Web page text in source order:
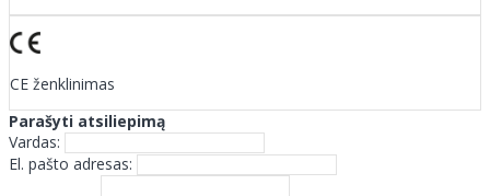
CE ženklinimas
Parašyti atsiliepimą
Vardas:
El. pašto adresas: